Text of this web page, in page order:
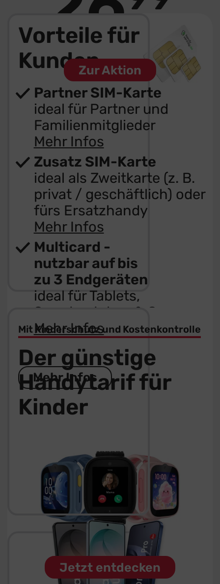
Dauerhaft günstig
Zur Aktion
Vorteile für
Kunden
Partner SIM-Karte
ideal für Partner und
Familienmitglieder
Mehr Infos
Zusatz SIM-Karte
ideal als Zweitkarte (z. B.
privat / geschäftlich) oder
fürs Ersatzhandy
Mehr Infos
Multicard -
nutzbar auf bis
zu 3 Endgeräten
ideal für Tablets,
Smartwatches & Co
Mehr Infos
Mehr Infos
Der günstige
Handytarif für
Kinder
Mit Kinderschutz und Kostenkontrolle
Jetzt entdecken